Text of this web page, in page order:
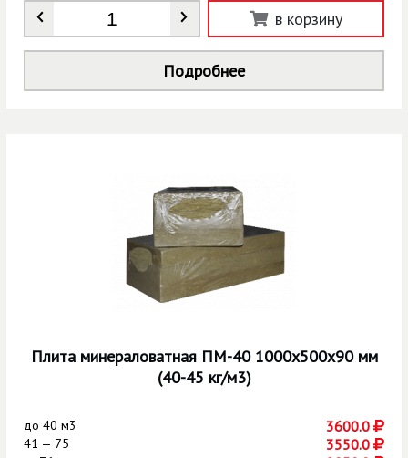
Количество в корзину
Подробнее
Плита минераловатная ПМ-40 1000х500х90 мм
(40-45 кг/м3)
до 40 м3 3600.0
41 — 75 3550.0